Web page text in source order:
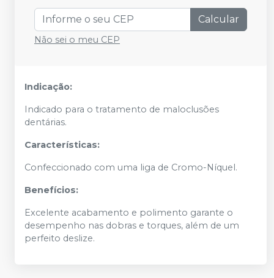
Calcular
Não sei o meu CEP
Indicação:
Indicado para o tratamento de maloclusões
dentárias.
Características:
Confeccionado com uma liga de Cromo-Níquel.
Benefícios:
Excelente acabamento e polimento garante o
desempenho nas dobras e torques, além de um
perfeito deslize.